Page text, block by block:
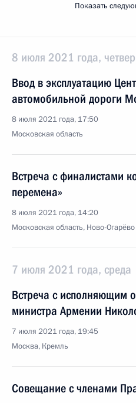
Показать
8 июля 2021 года,
Ввод в эксплуатацию
автомобильной дороги
8 июля 2021 года, 17:50
Московская область
Встреча с финалистами
перемена»
8 июля 2021 года, 14:20
Московская область, Ново-Огарёво
7 июля 2021 года, среда
Встреча с исполняющим
министра Армении
7 июля 2021 года, 19:45
Москва, Кремль
Совещание с членами